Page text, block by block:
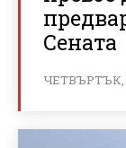
Сената
ЧЕТВЪРТЪК,